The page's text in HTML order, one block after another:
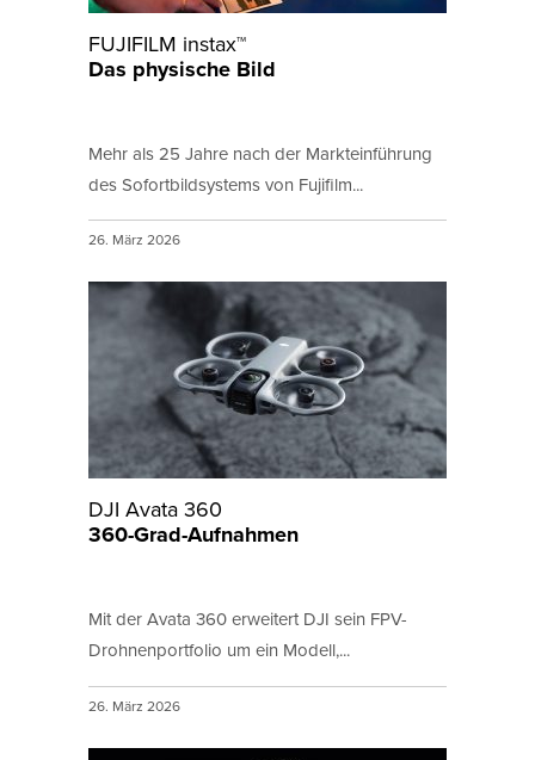
FUJIFILM instax™
Das physische Bild
Mehr als 25 Jahre nach der Markteinführung
des Sofortbildsystems von Fujifilm...
26. März 2026
DJI Avata 360
360-Grad-Aufnahmen
Mit der Avata 360 erweitert DJI sein FPV-
Drohnenportfolio um ein Modell,...
26. März 2026